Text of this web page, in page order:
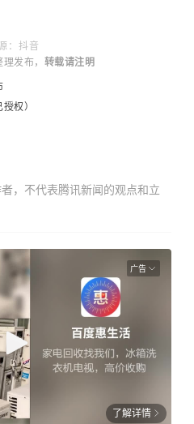
：抖音
发布， 转载请注明
授权）
，不代表腾讯新闻的观点和立
广告
了解详情